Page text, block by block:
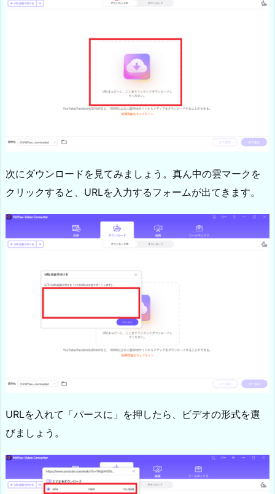
次にダウンロードを見てみましょう。真ん中の雲マークを
クリックすると、URLを入力するフォームが出てきます。
URLを入れて「パースに」を押したら、ビデオの形式を選
びましょう。